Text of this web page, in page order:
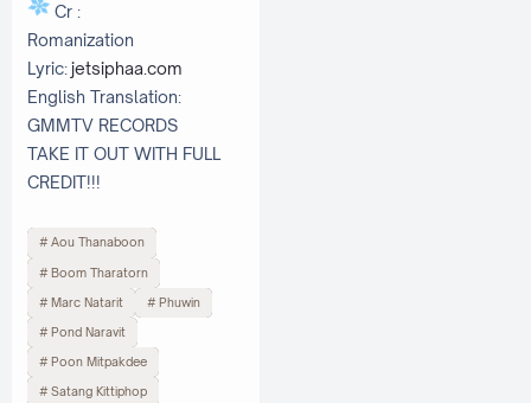
Cr :
Romanization
Lyric:jetsiphaa.com
English Translation:
GMMTV RECORDS
TAKE IT OUT WITH FULL
CREDIT!!!
Aou Thanaboon
Boom Tharatorn
Marc Natarit Phuwin
Pond Naravit
Poon Mitpakdee
Satang Kittiphop